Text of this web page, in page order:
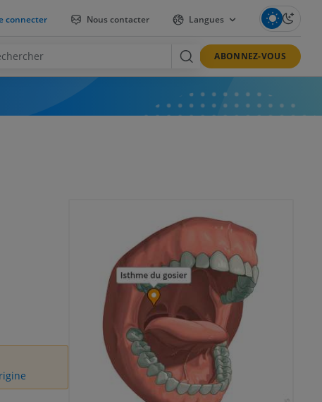
connecter Nous contacter Langues
ABONNEZ-VOUS